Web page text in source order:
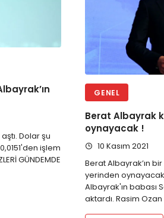
Dolar şu
işlem
GÜNDEMDE
GENEL
Berat Albayrak
oynayacak !
10 Kasım 2021
Berat Albayrak’ın
yerinden
Albayrak'ın babası
aktardı. Rasim